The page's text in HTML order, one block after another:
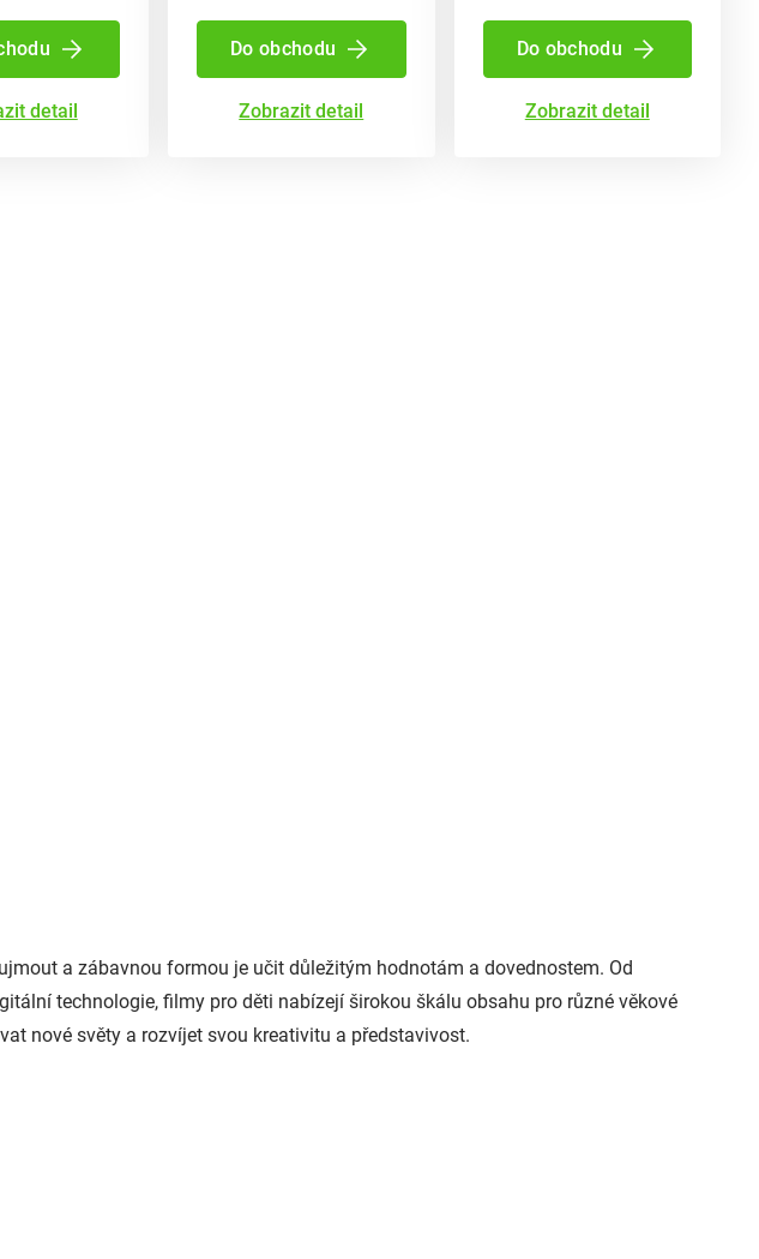
detail
Do obchodu
Zobrazit detail
Do obchodu
Zobrazit detail
a zábavnou formou je učit důležitým hodnotám a dovednostem. Od
technologie, filmy pro děti nabízejí širokou škálu obsahu pro různé věkové
nové světy a rozvíjet svou kreativitu a představivost.